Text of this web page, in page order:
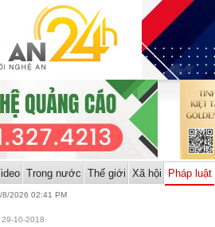
Trong nước Thế giới Xã hội Pháp luật
8/2026 02:41 PM
10-2018